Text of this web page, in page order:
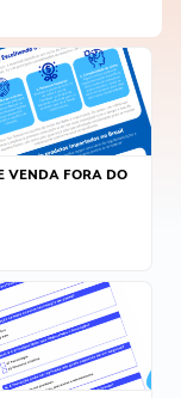
VENDA FORA DO